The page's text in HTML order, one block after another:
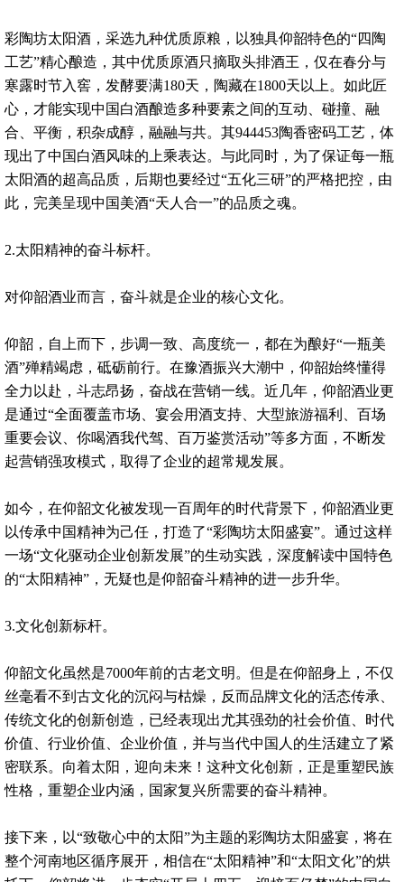
彩陶坊太阳酒，采选九种优质原粮，以独具仰韶特色的“四陶
工艺”精心酿造，其中优质原酒只摘取头排酒王，仅在春分与
寒露时节入窖，发酵要满180天，陶藏在1800天以上。如此匠
心，才能实现中国白酒酿造多种要素之间的互动、碰撞、融
合、平衡，积杂成醇，融融与共。其944453陶香密码工艺，体
现出了中国白酒风味的上乘表达。与此同时，为了保证每一瓶
太阳酒的超高品质，后期也要经过“五化三研”的严格把控，由
此，完美呈现中国美酒“天人合一”的品质之魂。
2.太阳精神的奋斗标杆。
对仰韶酒业而言，奋斗就是企业的核心文化。
仰韶，自上而下，步调一致、高度统一，都在为酿好“一瓶美
酒”殚精竭虑，砥砺前行。在豫酒振兴大潮中，仰韶始终懂得
全力以赴，斗志昂扬，奋战在营销一线。近几年，仰韶酒业更
是通过“全面覆盖市场、宴会用酒支持、大型旅游福利、百场
重要会议、你喝酒我代驾、百万鉴赏活动”等多方面，不断发
起营销强攻模式，取得了企业的超常规发展。
如今，在仰韶文化被发现一百周年的时代背景下，仰韶酒业更
以传承中国精神为己任，打造了“彩陶坊太阳盛宴”。通过这样
一场“文化驱动企业创新发展”的生动实践，深度解读中国特色
的“太阳精神”，无疑也是仰韶奋斗精神的进一步升华。
3.文化创新标杆。
仰韶文化虽然是7000年前的古老文明。但是在仰韶身上，不仅
丝毫看不到古文化的沉闷与枯燥，反而品牌文化的活态传承、
传统文化的创新创造，已经表现出尤其强劲的社会价值、时代
价值、行业价值、企业价值，并与当代中国人的生活建立了紧
密联系。向着太阳，迎向未来！这种文化创新，正是重塑民族
性格，重塑企业内涵，国家复兴所需要的奋斗精神。
接下来，以“致敬心中的太阳”为主题的彩陶坊太阳盛宴，将在
整个河南地区循序展开，相信在“太阳精神”和“太阳文化”的烘